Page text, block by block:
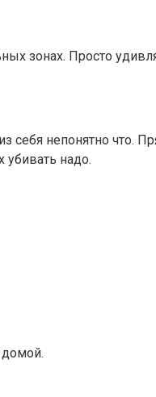
Просто
непонятно что.
убивать надо.
домой.